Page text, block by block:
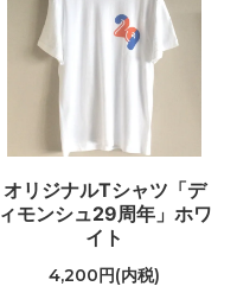
オリジナルTシャツ「デ
ィモンシュ29周年」ホワ
イト
4,200円(内税)